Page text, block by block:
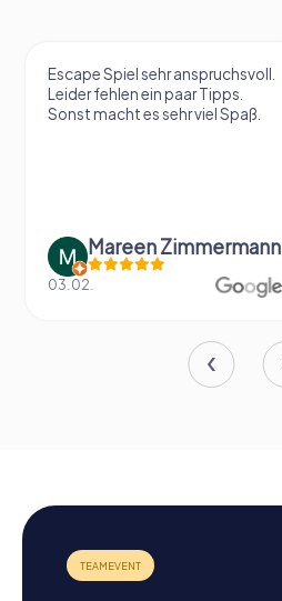
Escape Spiel sehr anspruchsvoll.
Leider fehlen ein paar Tipps.
Sonst macht es sehr viel Spaß.
Mareen Zimmermann
03.02.